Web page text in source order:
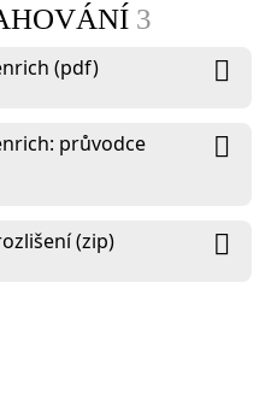
3
(pdf)
průvodce
(zip)